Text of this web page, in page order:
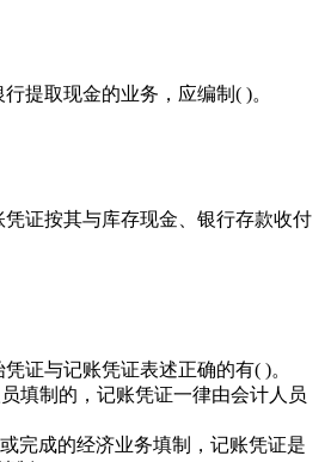
提取现金的业务，应编制( )。
凭证按其与库存现金、银行存款收付
证与记账凭证表述正确的有( )。
填制的，记账凭证一律由会计人员
完成的经济业务填制，记账凭证是